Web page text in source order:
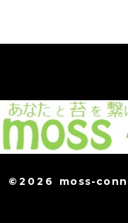
©2026 moss-